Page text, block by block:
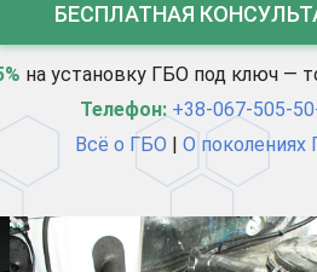
БЕСПЛАТНАЯ
на установку ГБО под ключ —
Телефон: +38-067-505-
Всё о ГБО | О поколениях